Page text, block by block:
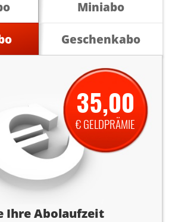
Miniabo
Geschenkabo
Ihre Abolaufzeit
35,00
€ GELDPRÄMIE